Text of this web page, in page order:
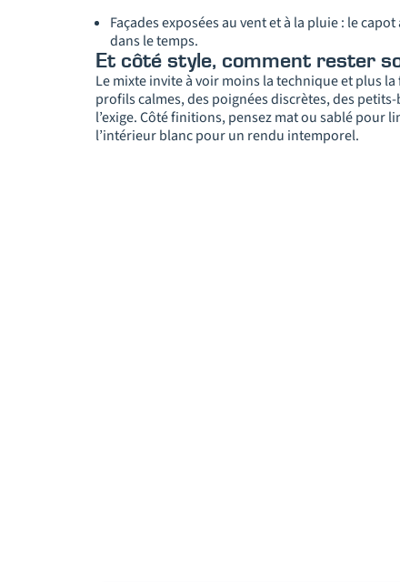
Façades exposées au vent et à la pluie : le
dans le temps.
Et côté style, comment rester
Le mixte invite à voir moins la technique et plus
profils calmes, des poignées discrètes, des
l’exige. Côté finitions, pensez mat ou sablé pour
l’intérieur blanc pour un rendu intemporel.